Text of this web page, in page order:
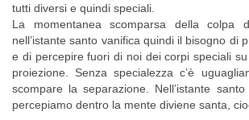
tutti diversi e quindi speciali.
La momentanea scomparsa della colpa
nell’istante santo vanifica quindi il bisogno di
e di percepire fuori di noi dei corpi speciali
proiezione. Senza specialezza c’è
scompare la separazione. Nell’istante
percepiamo dentro la mente diviene santa,